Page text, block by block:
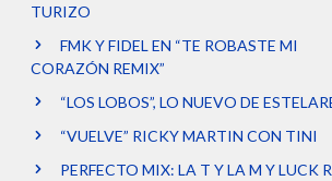
TURIZO
FMK Y FIDEL EN “TE ROBASTE MI
CORAZÓN REMIX”
“LOS LOBOS”, LO NUEVO DE
“VUELVE” RICKY MARTIN CON TINI
PERFECTO MIX: LA T Y LA M Y LUCK